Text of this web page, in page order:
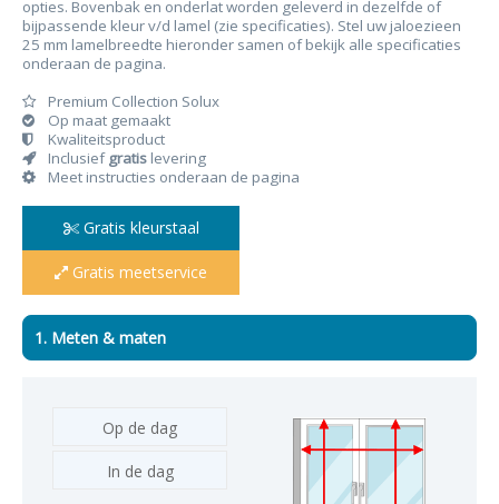
opties. Bovenbak en onderlat worden geleverd in dezelfde of
bijpassende kleur v/d lamel (zie specificaties). Stel uw jaloezieen
25 mm lamelbreedte hieronder samen of bekijk alle specificaties
onderaan de pagina.
Premium Collection Solux
Op maat gemaakt
Kwaliteitsproduct
Inclusiefgratis levering
Meet instructies onderaan de pagina
Gratis kleurstaal
Gratis meetservice
1. Meten & maten
Op de dag
In de dag